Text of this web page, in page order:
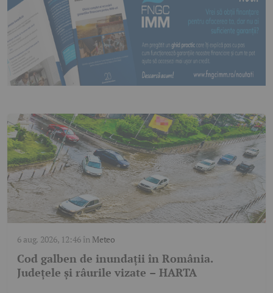
6 aug. 2026, 12:46în Meteo
Cod galben de inundații în România.
Județele și râurile vizate – HARTA